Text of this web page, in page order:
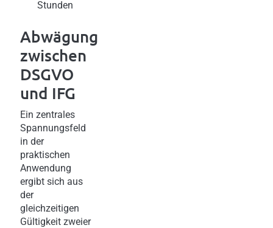
Stunden
Abwägung
zwischen
DSGVO
und IFG
Ein zentrales
Spannungsfeld
in der
praktischen
Anwendung
ergibt sich aus
der
gleichzeitigen
Gültigkeit zweier